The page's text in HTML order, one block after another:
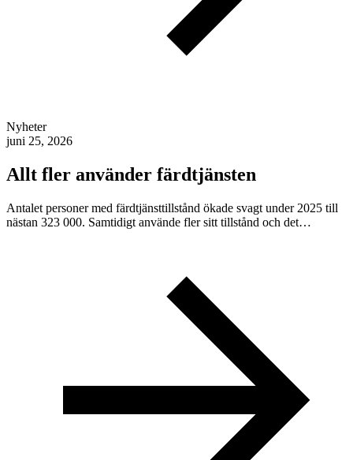
Nyheter
juni 25, 2026
Allt fler använder färdtjänsten
Antalet personer med färdtjänsttillstånd ökade svagt under 2025 till
nästan 323 000. Samtidigt använde fler sitt tillstånd och det…